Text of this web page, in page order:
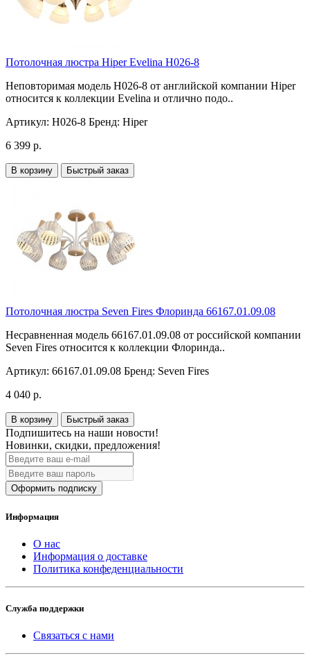
Потолочная люстра Hiper Evelina H026-8
Неповторимая модель H026-8 от английской компании Hiper
относится к коллекции Evelina и отлично подо..
Артикул: H026-8 Бренд: Hiper
6 399 р.
В корзину Быстрый заказ
Потолочная люстра Seven Fires Флоринда 66167.01.09.08
Несравненная модель 66167.01.09.08 от российской компании
Seven Fires относится к коллекции Флоринда..
Артикул: 66167.01.09.08 Бренд: Seven Fires
4 040 р.
В корзину Быстрый заказ
Подпишитесь на наши новости!
Новинки, скидки, предложения!
Оформить подписку
Информация
О нас
Информация о доставке
Политика конфеденциальности
Служба поддержки
Связаться с нами